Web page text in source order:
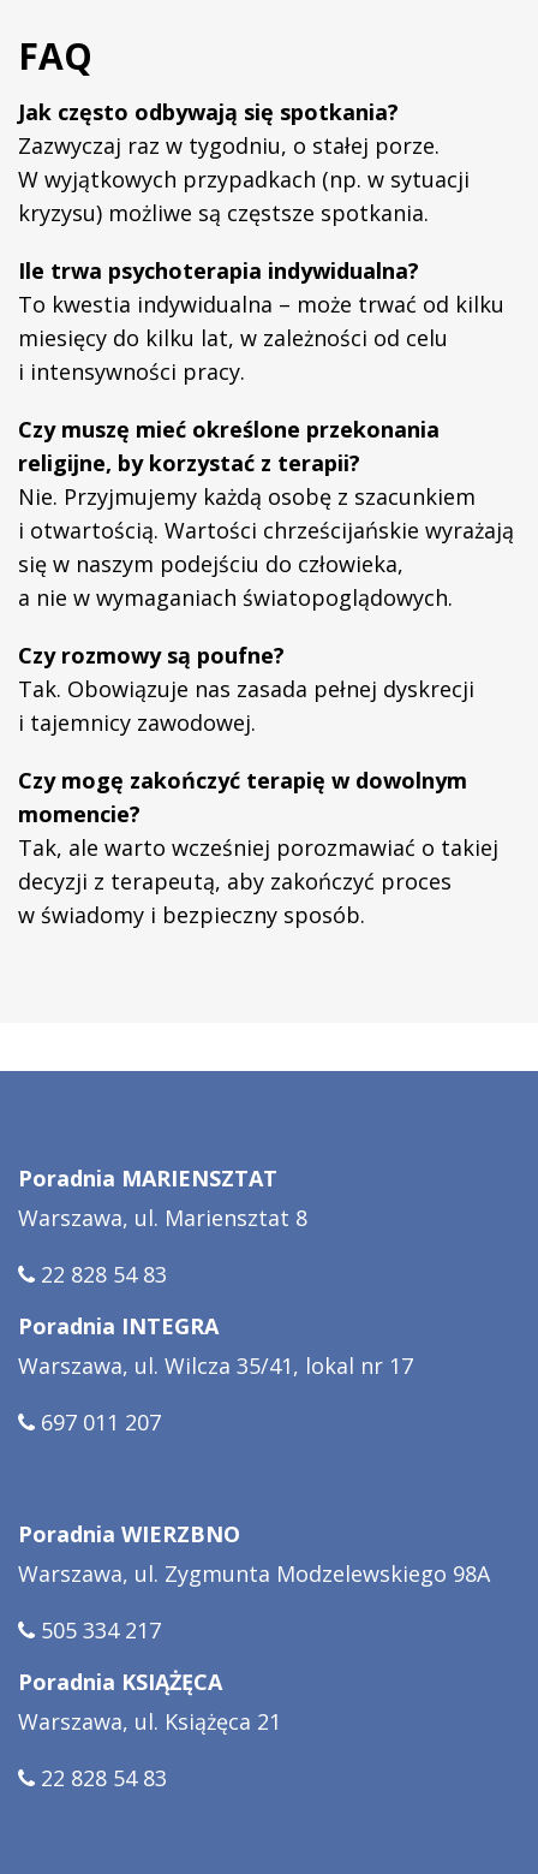
FAQ
Jak często odbywają się spotkania?
Zazwyczaj raz w tygodniu, o stałej porze.
W wyjątkowych przypadkach (np. w sytuacji
kryzysu) możliwe są częstsze spotkania.
Ile trwa psychoterapia indywidualna?
To kwestia indywidualna – może trwać od kilku
miesięcy do kilku lat, w zależności od celu
i intensywności pracy.
Czy muszę mieć określone przekonania
religijne, by korzystać z terapii?
Nie. Przyjmujemy każdą osobę z szacunkiem
i otwartością. Wartości chrześcijańskie wyrażają
się w naszym podejściu do człowieka,
a nie w wymaganiach światopoglądowych.
Czy rozmowy są poufne?
Tak. Obowiązuje nas zasada pełnej dyskrecji
i tajemnicy zawodowej.
Czy mogę zakończyć terapię w dowolnym
momencie?
Tak, ale warto wcześniej porozmawiać o takiej
decyzji z terapeutą, aby zakończyć proces
w świadomy i bezpieczny sposób.
Poradnia MARIENSZTAT
Warszawa, ul. Mariensztat 8
22 828 54 83
Poradnia INTEGRA
Warszawa, ul. Wilcza 35/41, lokal nr 17
697 011 207
Poradnia WIERZBNO
Warszawa, ul. Zygmunta Modzelewskiego 98A
505 334 217
Poradnia KSIĄŻĘCA
Warszawa, ul. Książęca 21
22 828 54 83